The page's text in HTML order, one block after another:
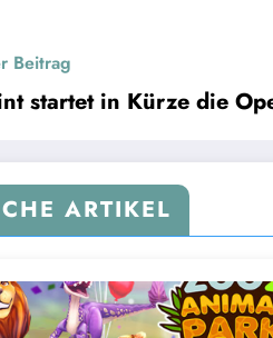
Beitrag
startet in Kürze die
ARTIKEL